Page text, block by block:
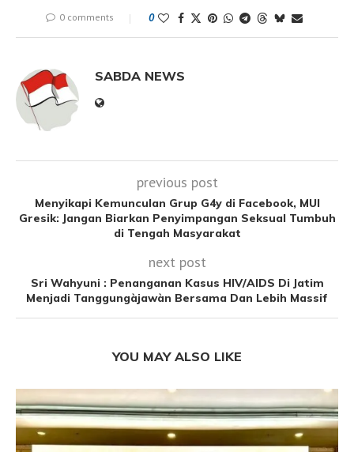
0 comments 0
SABDA NEWS
previous post
Menyikapi Kemunculan Grup G4y di Facebook, MUI
Gresik: Jangan Biarkan Penyimpangan Seksual Tumbuh
di Tengah Masyarakat
next post
Sri Wahyuni : Penanganan Kasus HIV/AIDS Di Jatim
Menjadi Tanggungàjawàn Bersama Dan Lebih Massif
YOU MAY ALSO LIKE